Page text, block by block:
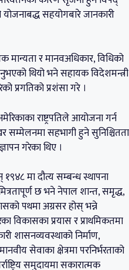
सहयोगबारे जानकारी
मान्यता र मानवअधिकार, विधिको
थियो भने सहायक विदेशमन्त्री
प्रगतिको प्रशंसा गरे ।
राष्ट्रपतिले आयोजना गर्न
सम्मेलनमा सहभागी हुने सुनिश्चितता
गरेका थिए ।
मा दौत्य सम्बन्ध स्थापना
छ भने नेपाल शान्त, समृद्ध,
पथमा अग्रसर होस् भन्ने
विकासका प्रयास र प्राथमिकतमा
शासनव्यवस्थाको निर्माण,
सेवाका क्षेत्रमा परनिर्भरताको
समुदायमा सकारात्मक